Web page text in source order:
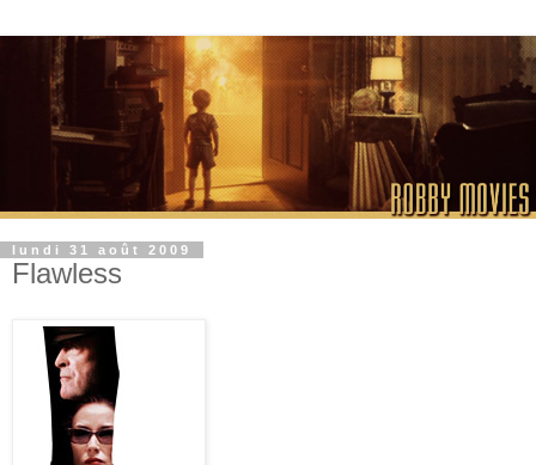
lundi 31 août 2009
Flawless